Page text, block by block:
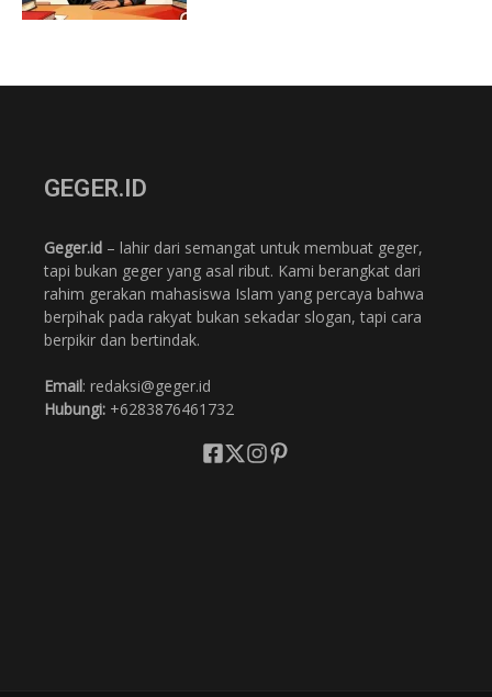
GEGER.ID
Geger.id – lahir dari semangat untuk membuat geger,
tapi bukan geger yang asal ribut. Kami berangkat dari
rahim gerakan mahasiswa Islam yang percaya bahwa
berpihak pada rakyat bukan sekadar slogan, tapi cara
berpikir dan bertindak.
Email: redaksi@geger.id
Hubungi: +6283876461732